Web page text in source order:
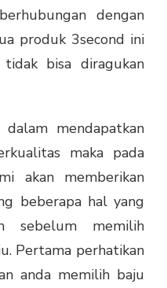
dengan
produk 3second ini
bisa diragukan
mendapatkan
maka pada
akan memberikan
beberapa hal yang
sebelum memilih
Pertama perhatikan
anda memilih baju